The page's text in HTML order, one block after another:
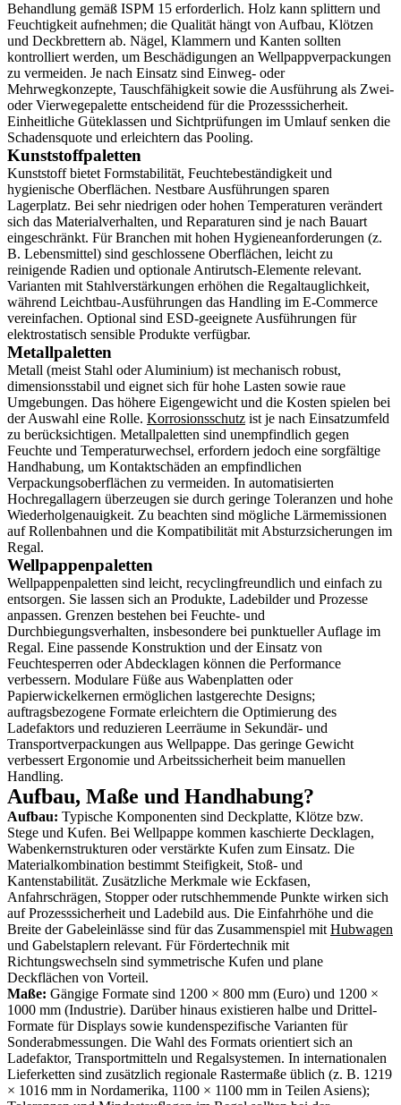
Behandlung gemäß ISPM 15 erforderlich. Holz kann splittern und
Feuchtigkeit aufnehmen; die Qualität hängt von Aufbau, Klötzen
und Deckbrettern ab. Nägel, Klammern und Kanten sollten
kontrolliert werden, um Beschädigungen an Wellpappverpackungen
zu vermeiden. Je nach Einsatz sind Einweg- oder
Mehrwegkonzepte, Tauschfähigkeit sowie die Ausführung als Zwei-
oder Vierwegepalette entscheidend für die Prozesssicherheit.
Einheitliche Güteklassen und Sichtprüfungen im Umlauf senken die
Schadensquote und erleichtern das Pooling.
Kunststoffpaletten
Kunststoff bietet Formstabilität, Feuchtebeständigkeit und
hygienische Oberflächen. Nestbare Ausführungen sparen
Lagerplatz. Bei sehr niedrigen oder hohen Temperaturen verändert
sich das Materialverhalten, und Reparaturen sind je nach Bauart
eingeschränkt. Für Branchen mit hohen Hygieneanforderungen (z.
B. Lebensmittel) sind geschlossene Oberflächen, leicht zu
reinigende Radien und optionale Antirutsch-Elemente relevant.
Varianten mit Stahlverstärkungen erhöhen die Regaltauglichkeit,
während Leichtbau-Ausführungen das Handling im E-Commerce
vereinfachen. Optional sind ESD-geeignete Ausführungen für
elektrostatisch sensible Produkte verfügbar.
Metallpaletten
Metall (meist Stahl oder Aluminium) ist mechanisch robust,
dimensionsstabil und eignet sich für hohe Lasten sowie raue
Umgebungen. Das höhere Eigengewicht und die Kosten spielen bei
der Auswahl eine Rolle. Korrosionsschutz ist je nach Einsatzumfeld
zu berücksichtigen. Metallpaletten sind unempfindlich gegen
Feuchte und Temperaturwechsel, erfordern jedoch eine sorgfältige
Handhabung, um Kontaktschäden an empfindlichen
Verpackungsoberflächen zu vermeiden. In automatisierten
Hochregallagern überzeugen sie durch geringe Toleranzen und hohe
Wiederholgenauigkeit. Zu beachten sind mögliche Lärmemissionen
auf Rollenbahnen und die Kompatibilität mit Absturzsicherungen im
Regal.
Wellpappenpaletten
Wellpappenpaletten sind leicht, recyclingfreundlich und einfach zu
entsorgen. Sie lassen sich an Produkte, Ladebilder und Prozesse
anpassen. Grenzen bestehen bei Feuchte- und
Durchbiegungsverhalten, insbesondere bei punktueller Auflage im
Regal. Eine passende Konstruktion und der Einsatz von
Feuchtesperren oder Abdecklagen können die Performance
verbessern. Modulare Füße aus Wabenplatten oder
Papierwickelkernen ermöglichen lastgerechte Designs;
auftragsbezogene Formate erleichtern die Optimierung des
Ladefaktors und reduzieren Leerräume in Sekundär- und
Transportverpackungen aus Wellpappe. Das geringe Gewicht
verbessert Ergonomie und Arbeitssicherheit beim manuellen
Handling.
Aufbau, Maße und Handhabung?
Aufbau: Typische Komponenten sind Deckplatte, Klötze bzw.
Stege und Kufen. Bei Wellpappe kommen kaschierte Decklagen,
Wabenkernstrukturen oder verstärkte Kufen zum Einsatz. Die
Materialkombination bestimmt Steifigkeit, Stoß- und
Kantenstabilität. Zusätzliche Merkmale wie Eckfasen,
Anfahrschrägen, Stopper oder rutschhemmende Punkte wirken sich
auf Prozesssicherheit und Ladebild aus. Die Einfahrhöhe und die
Breite der Gabeleinlässe sind für das Zusammenspiel mit Hubwagen
und Gabelstaplern relevant. Für Fördertechnik mit
Richtungswechseln sind symmetrische Kufen und plane
Deckflächen von Vorteil.
Maße: Gängige Formate sind 1200 × 800 mm (Euro) und 1200 ×
1000 mm (Industrie). Darüber hinaus existieren halbe und Drittel-
Formate für Displays sowie kundenspezifische Varianten für
Sonderabmessungen. Die Wahl des Formats orientiert sich an
Ladefaktor, Transportmitteln und Regalsystemen. In internationalen
Lieferketten sind zusätzlich regionale Rastermaße üblich (z. B. 1219
× 1016 mm in Nordamerika, 1100 × 1100 mm in Teilen Asiens);